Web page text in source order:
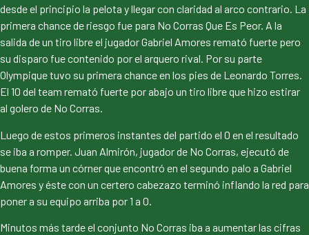
desde el principio la pelota y llegar con claridad al arco contrario. La
primera chance de riesgo fue para No Corras Que Es Peor. A la
salida de un tiro libre el jugador Gabriel Amores remató fuerte pero
su disparo fue contenido por el arquero rival. Por su parte
Olympique tuvo su primera chance en los pies de Leonardo Torres.
El 10 del team remató fuerte por abajo un tiro libre que hizo estirar
al golero de No Corras.
Luego de estos primeros instantes del partido el 0 en el resultado
se iba a romper. Juan Almirón, jugador de No Corras, ejecutó de
buena forma un córner que encontró en el segundo palo a Gabriel
Amores y éste con un certero cabezazo terminó inflando la red para
poner a su equipo arriba por 1 a 0.
Minutos más tarde el conjunto No Corras iba a aumentar las cifras